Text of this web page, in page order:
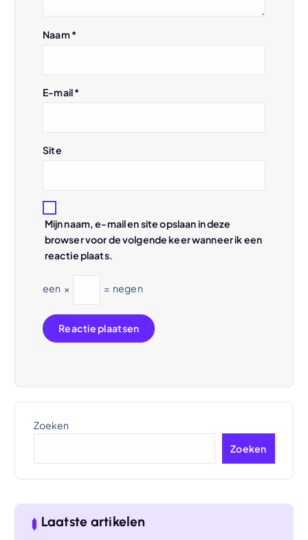
Naam*
E-mail*
Site
Mijn naam, e-mail en site opslaan in deze
browser voor de volgende keer wanneer ik een
reactie plaats.
een × = negen
Zoeken
Zoeken
Laatste artikelen